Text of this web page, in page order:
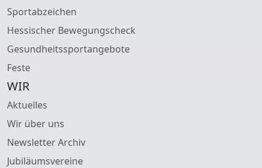
Sportabzeichen
Hessischer Bewegungscheck
Gesundheitssportangebote
Feste
WIR
Aktuelles
Wir über uns
Newsletter Archiv
Jubiläumsvereine